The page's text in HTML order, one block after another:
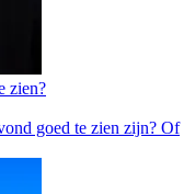
zien?
goed te zien zijn? Of